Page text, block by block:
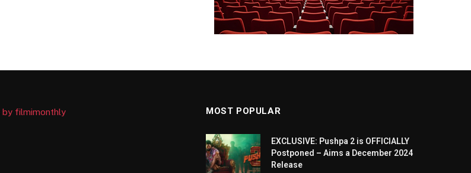
by filmimonthly MOST POPULAR
EXCLUSIVE: Pushpa 2 is OFFICIALLY
Postponed – Aims a December 2024
Release